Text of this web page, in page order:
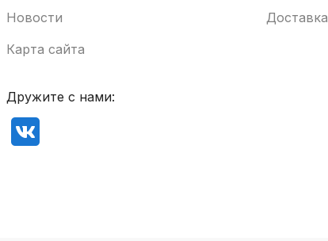
Новости
Доставка
Карта сайта
Дружите с нами: